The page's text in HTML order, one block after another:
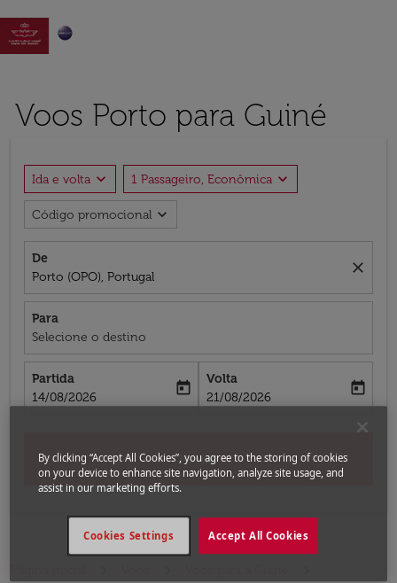

Voos Porto para Guiné
Ida e volta expand_more 1 Passageiro, Econômica expand_more
Código promocional expand_more
De
Porto (OPO), Portugal
close
Para
Selecione o destino
Partida
fc-booking-departure-date-aria-label
14/08/2026
today
Volta
fc-booking-return-date-aria-label
21/08/2026
today
Buscar
By clicking “Accept All Cookies”, you agree to the storing of cookies
on your device to enhance site navigation, analyze site usage, and
assist in our marketing efforts.
Accept All Cookies
Cookies Settings